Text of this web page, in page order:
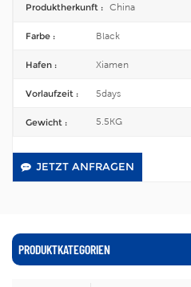
Produktherkunft : China
Farbe : Black
Hafen : Xiamen
Vorlaufzeit : 5days
Gewicht : 5.5KG
JETZT ANFRAGEN
PRODUKTKATEGORIEN